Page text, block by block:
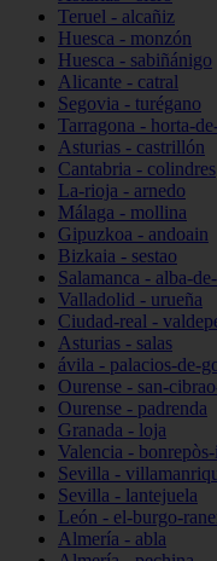
Teruel - alcañiz
Huesca - monzón
Huesca - sabiñánigo
Alicante - catral
Segovia - turégano
Tarragona - horta-
Asturias - castrillón
Cantabria - colindres
La-rioja - arnedo
Málaga - mollina
Gipuzkoa - andoain
Bizkaia - sestao
Salamanca - alba-
Valladolid - urueña
Ciudad-real -
Asturias - salas
ávila - palacios-de-
Ourense - san-
Ourense - padrenda
Granada - loja
Valencia -
Sevilla -
Sevilla - lantejuela
León - el-burgo-
Almería - abla